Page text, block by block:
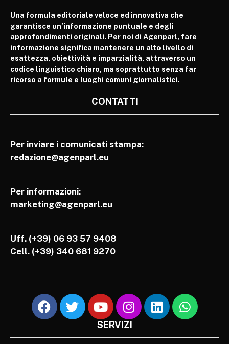
Una formula editoriale veloce ed innovativa che
garantisce un’informazione puntuale e degli
approfondimenti originali. Per noi di Agenparl, fare
informazione significa mantenere un alto livello di
esattezza, obiettività e imparzialità, attraverso un
codice linguistico chiaro, ma soprattutto senza far
ricorso a formule e luoghi comuni giornalistici.
CONTATTI
Per inviare i comunicati stampa:
redazione@agenparl.eu
Per informazioni:
marketing@agenparl.eu
Uff. (+39) 06 93 57 9408
Cell. (+39) 340 681 9270
SERVIZI